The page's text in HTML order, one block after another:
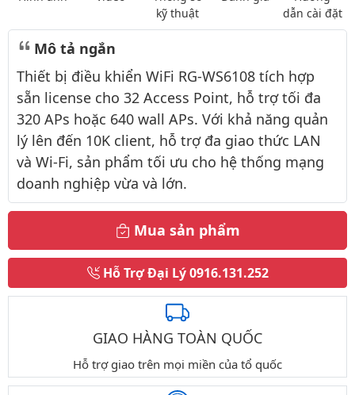
kỹ thuật
dẫn cài đặt
Mô tả ngắn
Thiết bị điều khiển WiFi RG-WS6108 tích hợp
sẵn license cho 32 Access Point, hỗ trợ tối đa
320 APs hoặc 640 wall APs. Với khả năng quản
lý lên đến 10K client, hỗ trợ đa giao thức LAN
và Wi-Fi, sản phẩm tối ưu cho hệ thống mạng
doanh nghiệp vừa và lớn.
Mua sản phẩm
Hỗ Trợ Đại Lý0916.131.252
GIAO HÀNG TOÀN QUỐC
Hỗ trợ giao trên mọi miền của tổ quốc